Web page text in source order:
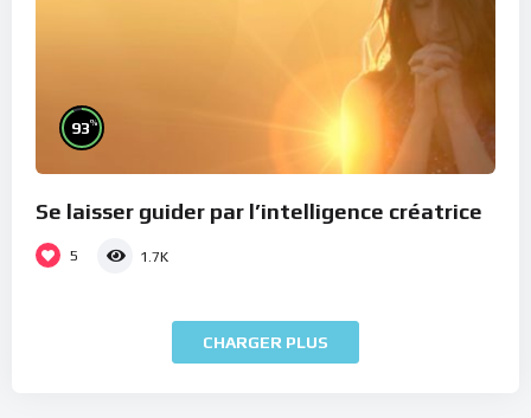
93%
Se laisser guider par l’intelligence créatrice
5 1.7K
CHARGER PLUS